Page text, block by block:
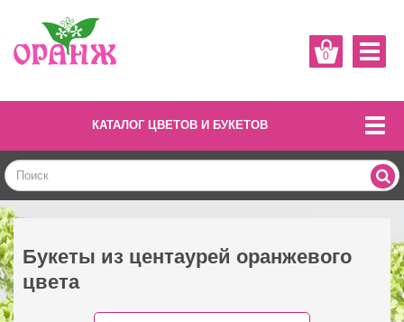
0
КАТАЛОГ ЦВЕТОВ И БУКЕТОВ
Букеты из центаурей оранжевого
цвета